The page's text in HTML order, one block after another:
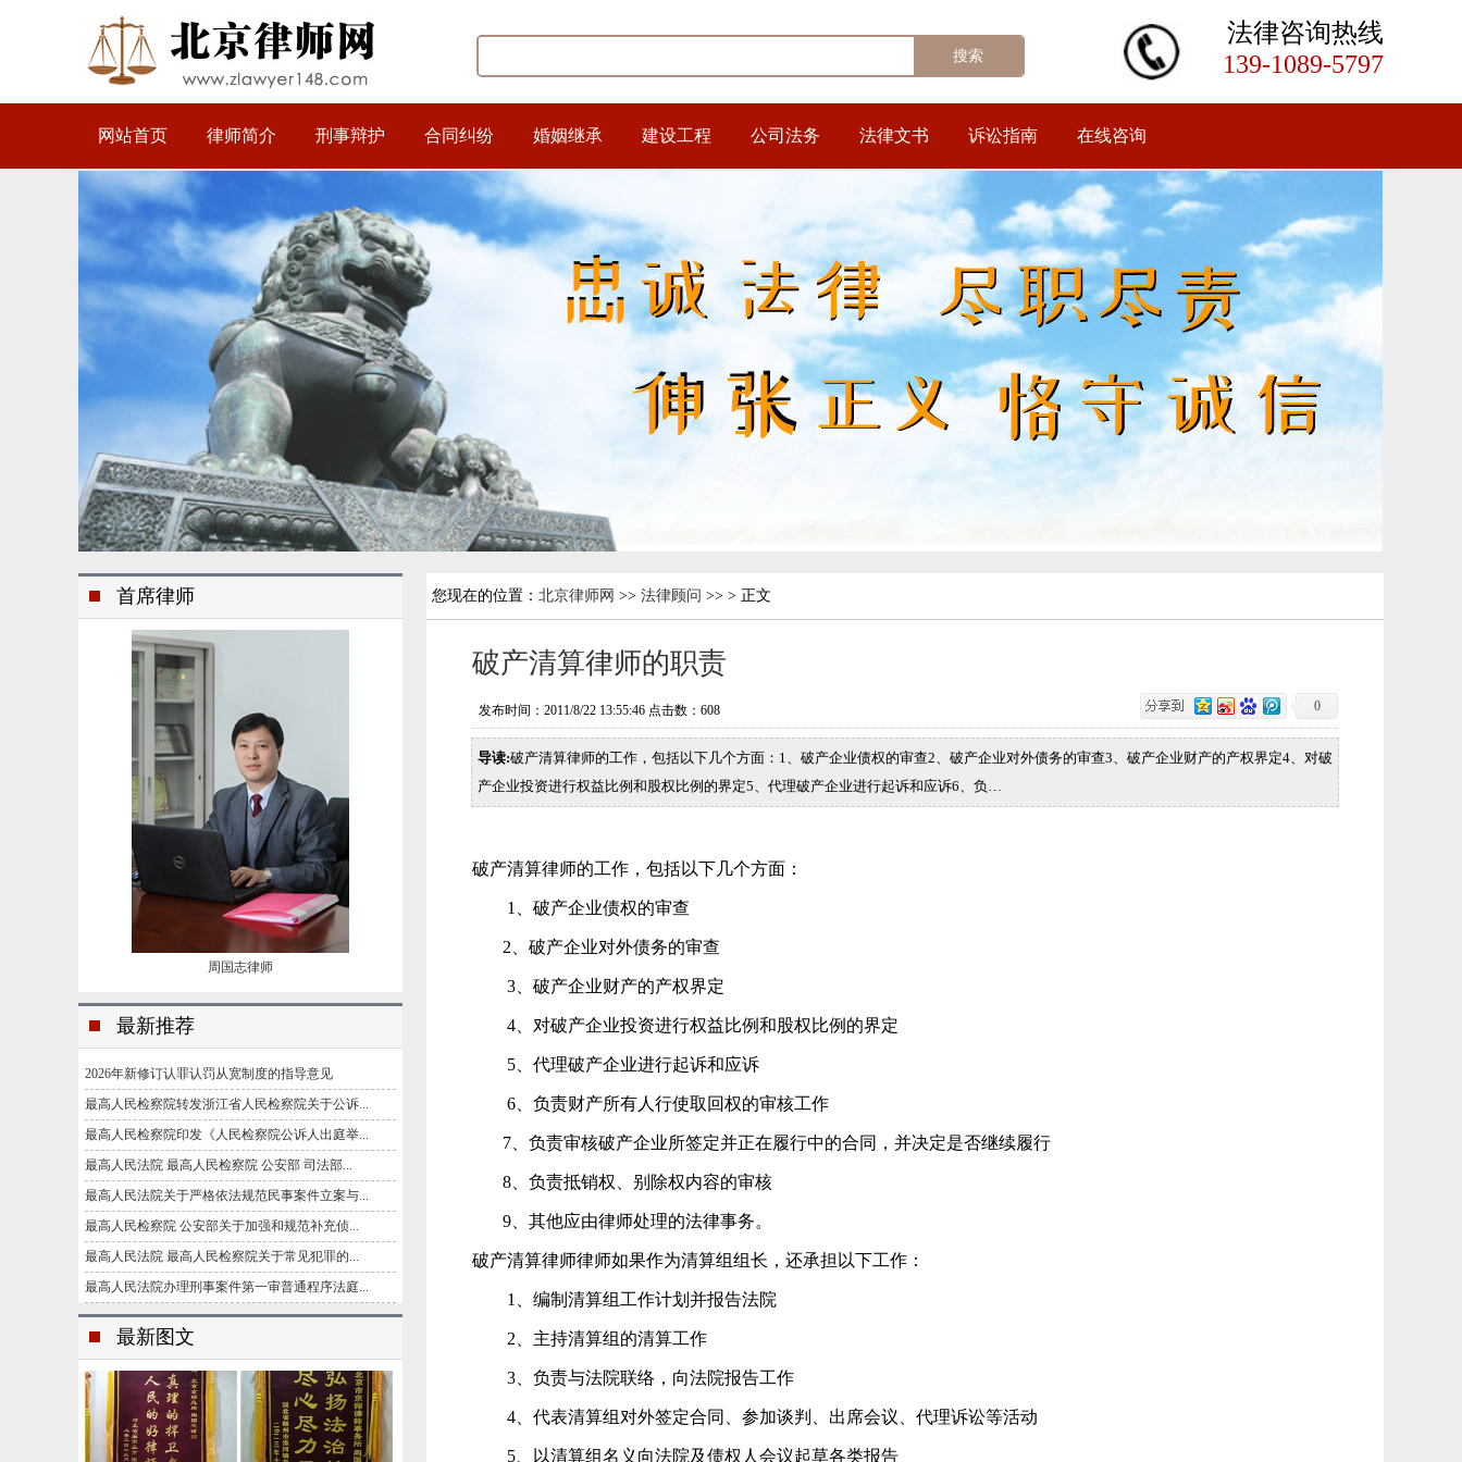
法律咨询热线
139-1089-5797
网站首页 律师简介 刑事辩护 合同纠纷 婚姻继承 建设工程 公司法务 法律文书 诉讼指南 在线咨询
首席律师
周国志律师
最新推荐
2026年新修订认罪认罚从宽制度的指导意见
最高人民检察院转发浙江省人民检察院关于公诉...
最高人民检察院印发《人民检察院公诉人出庭举...
最高人民法院 最高人民检察院 公安部 司法部...
最高人民法院关于严格依法规范民事案件立案与...
最高人民检察院 公安部关于加强和规范补充侦...
最高人民法院 最高人民检察院关于常见犯罪的...
最高人民法院办理刑事案件第一审普通程序法庭...
最新图文
您现在的位置： 北京律师网 >> 法律顾问 >> > 正文
破产清算律师的职责
发布时间：2011/8/22 13:55:46 点击数： 608 0
导读:破产清算律师的工作，包括以下几个方面：1、破产企业债权的审查2、破产企业对外债务的审查3、破产企业财产的产权界定4、对破
产企业投资进行权益比例和股权比例的界定5、代理破产企业进行起诉和应诉6、负…
破产清算律师的工作，包括以下几个方面：
1、破产企业债权的审查
2 、破产企业对外债务的审查
3 、破产企业财产的产权界定
4、对破产企业投资进行权益比例和股权比例的界定
5 、代理破产企业进行起诉和应诉
6 、负责财产所有人行使取回权的审核工作
7 、负责审核破产企业所签定并正在履行中的合同，并决定是否继续履行
8 、负责抵销权、别除权内容的审核
9 、其他应由律师处理的法律事务。
破产清算律师律师如果作为清算组组长，还承担以下工作：
1 、编制清算组工作计划并报告法院
2 、主持清算组的清算工作
3 、负责与法院联络，向法院报告工作
4 、代表清算组对外签定合同、参加谈判、出席会议、代理诉讼等活动
5 、以清算组名义向法院及债权人会议起草各类报告